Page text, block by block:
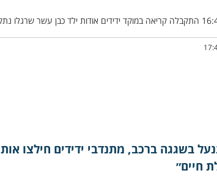
בשגגה ברכב, מתנדבי ידידים חילצו
חיים״